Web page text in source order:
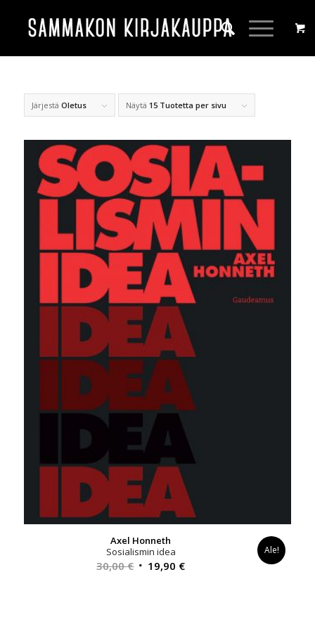
Järjestä Oletus Näytä 15 Tuotetta per sivu
Axel Honneth
Sosialismin idea
30,00€ Alkuperäinen
19,90 €Nykyinen
Ale!